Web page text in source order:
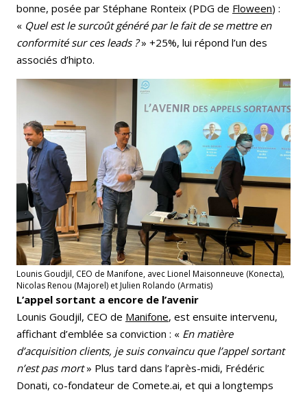
bonne, posée par Stéphane Ronteix (PDG de Floween) :
« Quel est le surcoût généré par le fait de se mettre en
conformité sur ces leads ?» +25%, lui répond l’un des
associés d’hipto.
Lounis Goudjil, CEO de Manifone, avec Lionel Maisonneuve (Konecta),
Nicolas Renou (Majorel) et Julien Rolando (Armatis)
L’appel sortant a encore de l’avenir
Lounis Goudjil, CEO de Manifone, est ensuite intervenu,
affichant d’emblée sa conviction : « En matière
d’acquisition clients, je suis convaincu que l’appel sortant
n’est pas mort» Plus tard dans l’après-midi, Frédéric
Donati, co-fondateur de Comete.ai, et qui a longtemps